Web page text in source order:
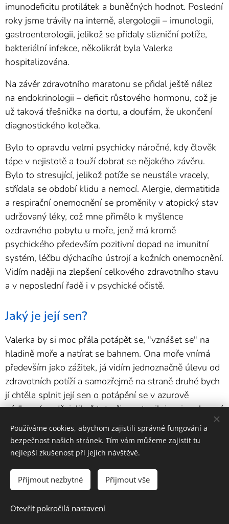
imunodeficitu protilátek a buněčných hodnot. Poslední
roky jsme trávily na interně, alergologii – imunologii,
gastroenterologii, jelikož se přidaly slizniční potíže,
bakteriální infekce, několikrát byla Valerka
hospitalizována.
Na závěr zdravotního maratonu se přidal ještě nález
na endokrinologii – deficit růstového hormonu, což je
už taková třešnička na dortu, a doufám, že ukončení
diagnostického kolečka.
Bylo to opravdu velmi psychicky náročné, kdy člověk
tápe v nejistotě a touží dobrat se nějakého závěru.
Bylo to stresující, jelikož potíže se neustále vracely,
střídala se období klidu a nemocí. Alergie, dermatitida
a respirační onemocnění se proměnily v atopický stav
udržovaný léky, což mne přimělo k myšlence
ozdravného pobytu u moře, jenž má kromě
psychického především pozitivní dopad na imunitní
systém, léčbu dýchacího ústrojí a kožních onemocnění.
Vidím naději na zlepšení celkového zdravotního stavu
a v neposlední řadě i v psychické očistě.
Jaký je její sen?
Valerka by si moc přála potápět se, "vznášet se" na
hladině moře a natírat se bahnem. Ona moře vnímá
především jako zážitek, já vidím jednoznačně úlevu od
zdravotních potíží a samozřejmě na straně druhé bych
jí chtěla splnit její sen o potápění se v azurově
nádherné vodě, jelikož tuto činnost miluje a je schopná
se potápět i v umyvadle.
Vidět zářící očička, to je prostě čisté štěstí.
Společně měníme sny ve skutečnost :)
Používáme cookies, abychom zajistili správné fungování a
bezpečnost našich stránek. Tím vám můžeme zajistit tu
nejlepší zkušenost při jejich návštěvě.
Přijmout nezbytné Přijmout vše
Otevřít pokročilá nastavení